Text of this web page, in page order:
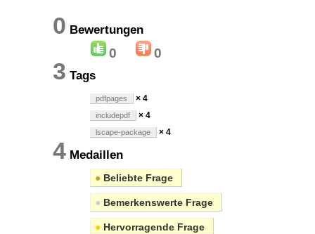
0 Bewertungen
0 0
3 Tags
pdfpages × 4
includepdf × 4
lscape-package × 4
4 Medaillen
● Beliebte Frage
● Bemerkenswerte Frage
● Hervorragende Frage